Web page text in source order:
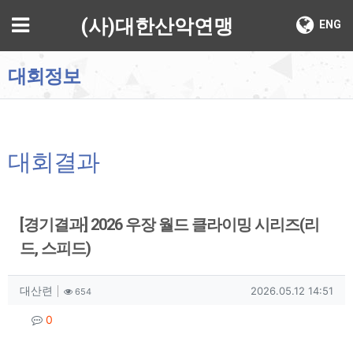
메뉴 ENG
(사)대한산악연맹
대회정보
대회결과
[경기결과] 2026 우장 월드 클라이밍 시리즈(리
드, 스피드)
작성자 정보
대산련 작성654조회 작성일
2026.05.12 14:51
컨텐츠 정보
0